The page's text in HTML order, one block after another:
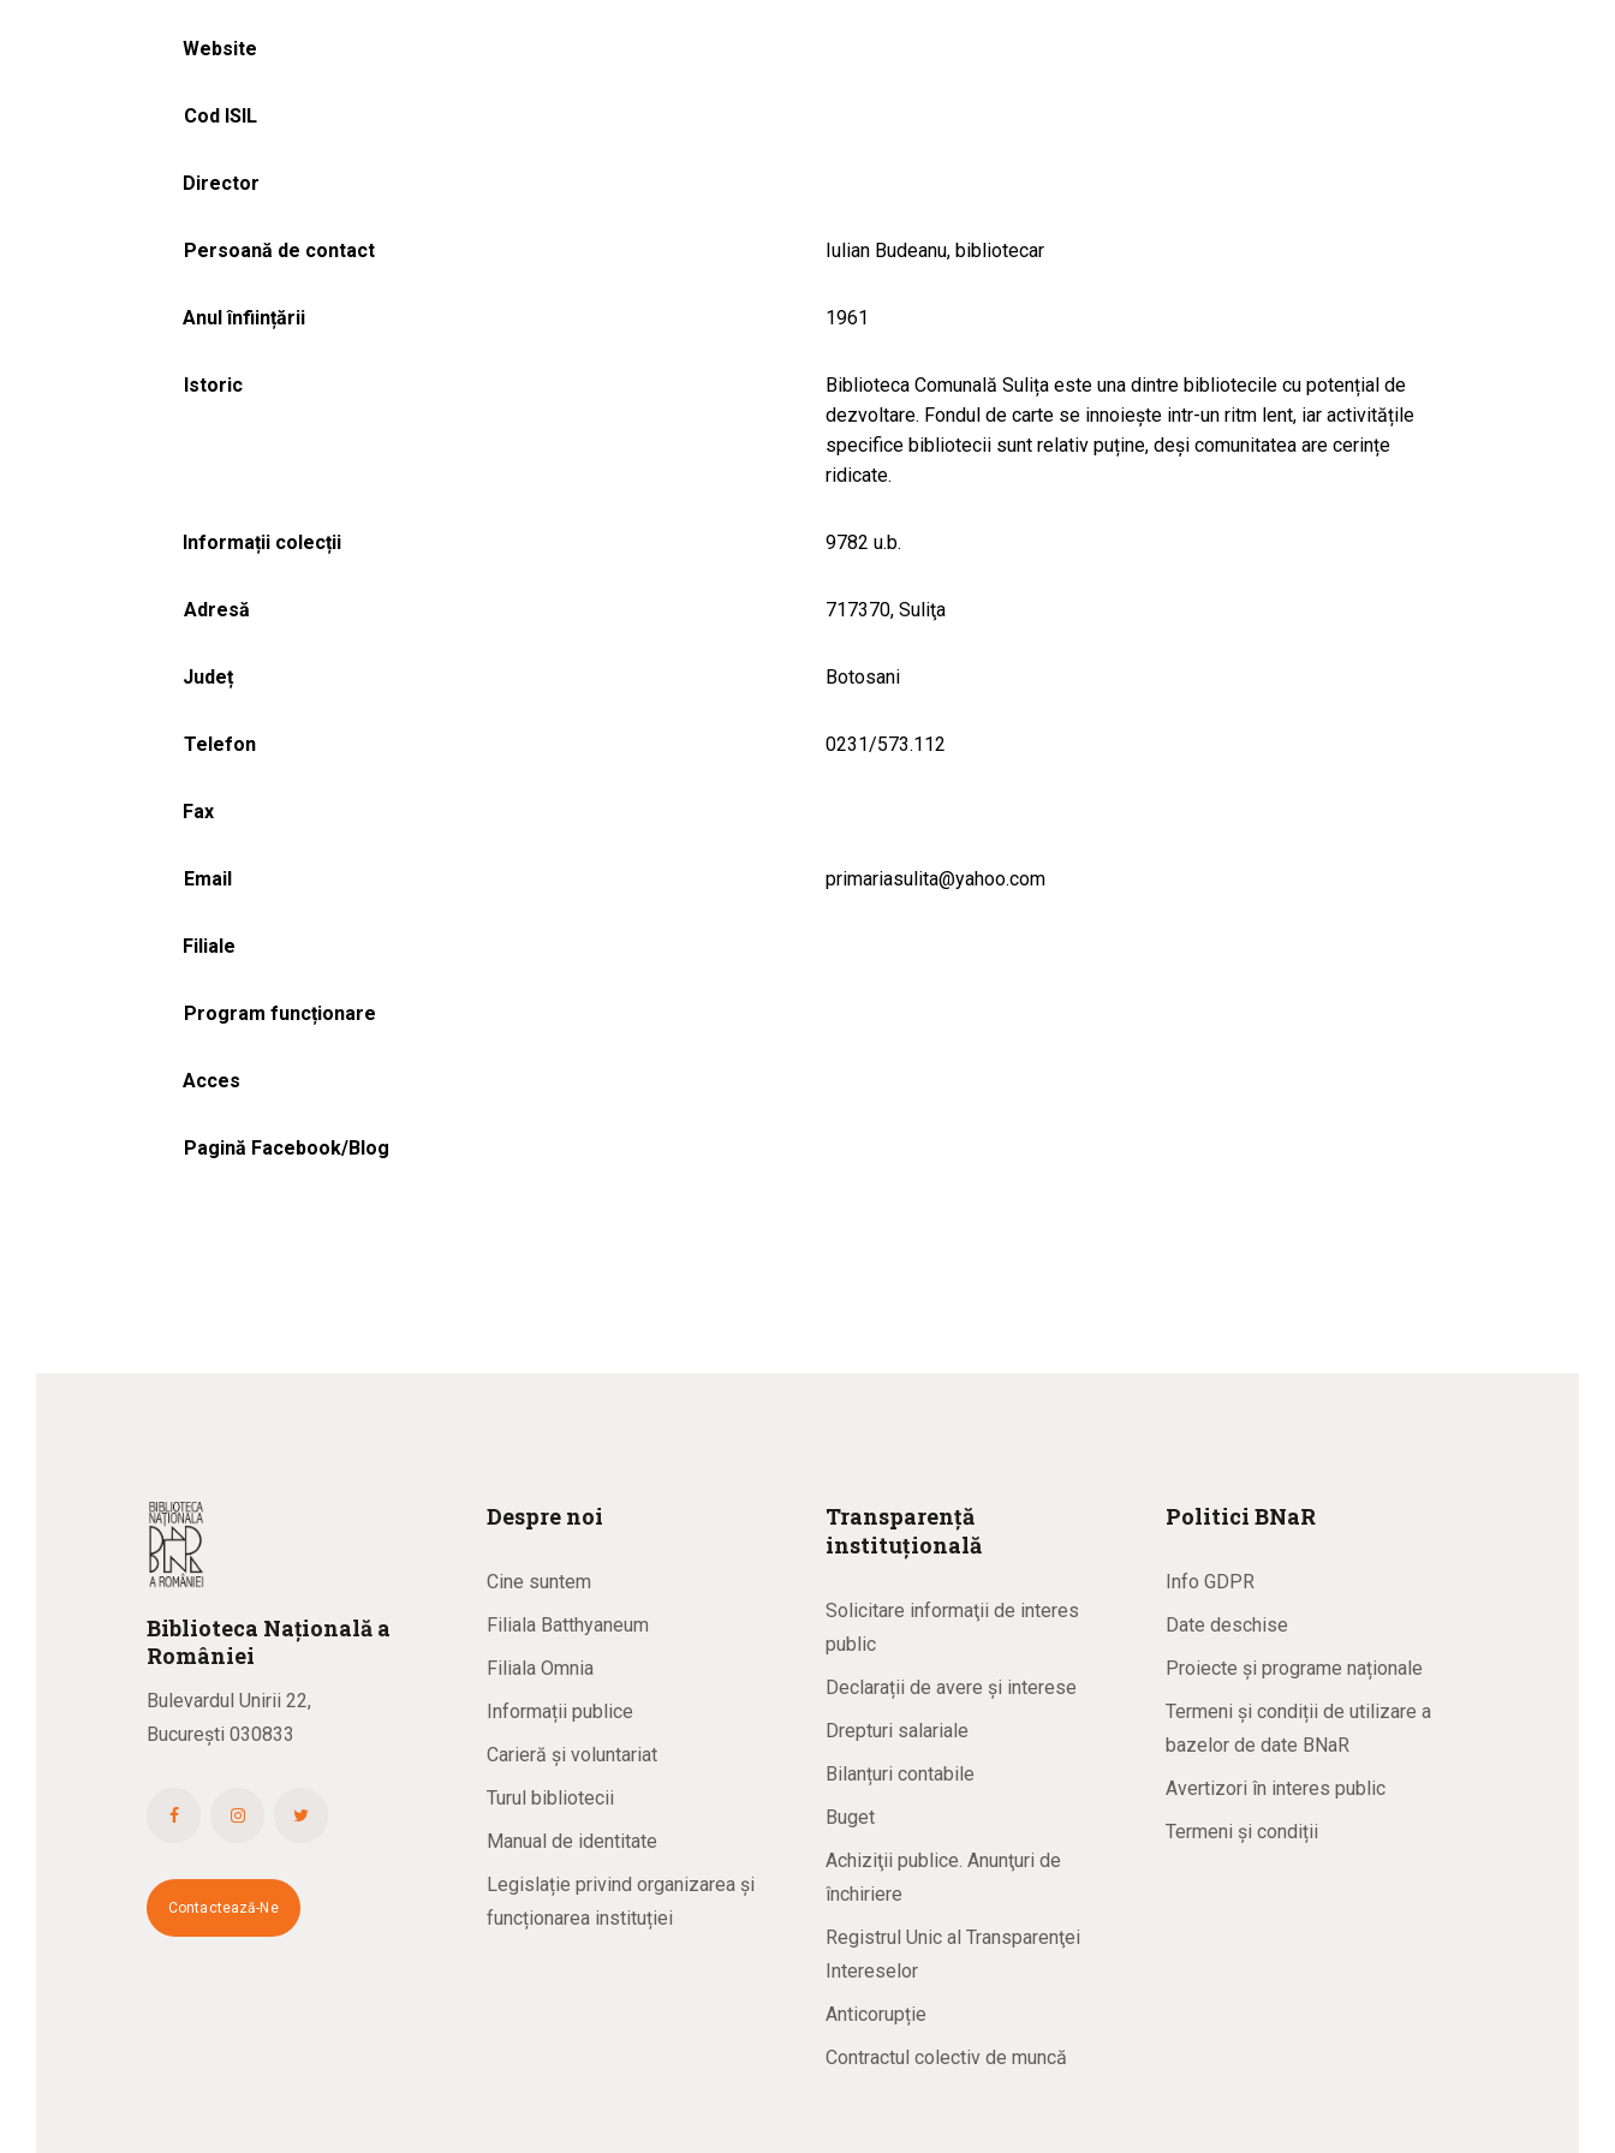
Website
Cod ISIL
Director
Persoană de contact Iulian Budeanu, bibliotecar
Anul înființării 1961
Istoric
Biblioteca Comunală Sulița este una dintre bibliotecile cu potențial de
dezvoltare. Fondul de carte se innoiește intr-un ritm lent, iar activitățile
specifice bibliotecii sunt relativ puține, deși comunitatea are cerințe
ridicate.
Informații colecții 9782 u.b.
Adresă 717370, Suliţa
Județ Botosani
Telefon 0231/573.112
Fax
Email primariasulita@yahoo.com
Filiale
Program funcționare
Acces
Pagină Facebook/Blog
Biblioteca Națională a
României
Bulevardul Unirii 22,
București 030833
Contactează-Ne
Despre noi
Cine suntem
Filiala Batthyaneum
Filiala Omnia
Informații publice
Carieră și voluntariat
Turul bibliotecii
Manual de identitate
Legislație privind organizarea și
funcționarea instituției
Transparență
instituțională
Solicitare informaţii de interes
public
Declarații de avere și interese
Drepturi salariale
Bilanțuri contabile
Buget
Achiziţii publice. Anunţuri de
închiriere
Registrul Unic al Transparenţei
Intereselor
Anticorupție
Contractul colectiv de muncă
Politici BNaR
Info GDPR
Date deschise
Proiecte și programe naționale
Termeni și condiții de utilizare a
bazelor de date BNaR
Avertizori în interes public
Termeni și condiții